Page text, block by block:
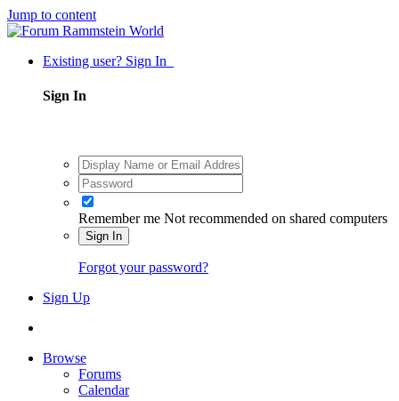
Jump to content
Existing user? Sign In
Sign In
Remember me Not recommended on shared computers
Sign In
Forgot your password?
Sign Up
Browse
Forums
Calendar